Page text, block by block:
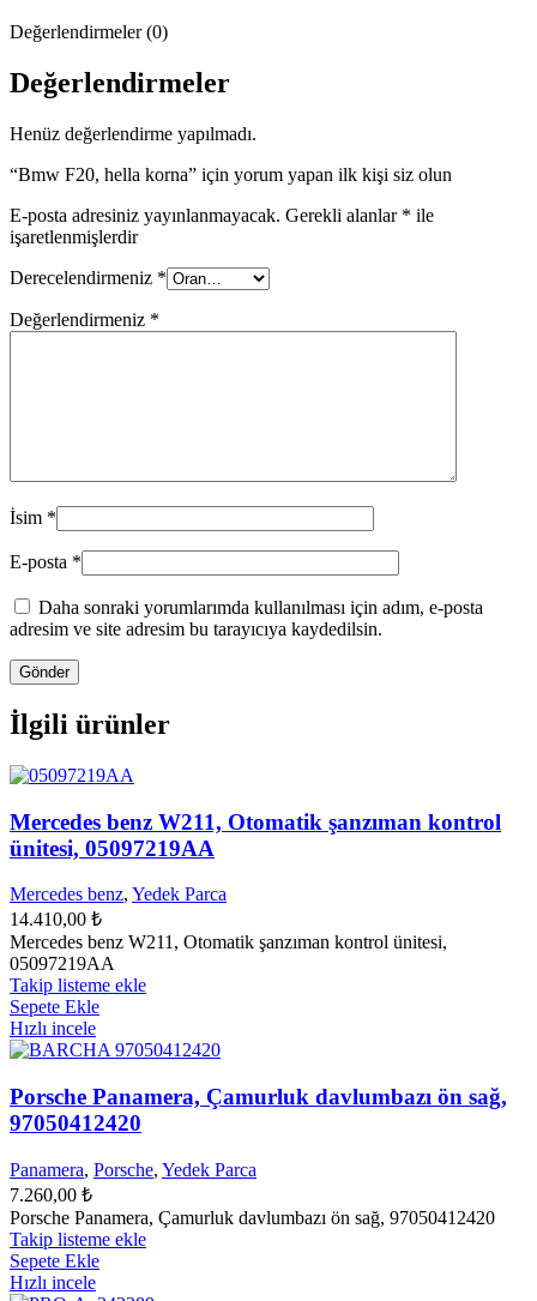
Değerlendirmeler (0)
Değerlendirmeler
Henüz değerlendirme yapılmadı.
“Bmw F20, hella korna” için yorum yapan ilk kişi siz olun
E-posta adresiniz yayınlanmayacak. Gerekli alanlar * ile
işaretlenmişlerdir
Derecelendirmeniz *
Değerlendirmeniz *
İsim *
E-posta *
Daha sonraki yorumlarımda kullanılması için adım, e-posta
adresim ve site adresim bu tarayıcıya kaydedilsin.
İlgili ürünler
Mercedes benz W211, Otomatik şanzıman kontrol
ünitesi, 05097219AA
Mercedes benz, Yedek Parca
14.410,00 ₺
Mercedes benz W211, Otomatik şanzıman kontrol ünitesi,
05097219AA
Takip listeme ekle
Sepete Ekle
Hızlı incele
Porsche Panamera, Çamurluk davlumbazı ön sağ,
97050412420
Panamera, Porsche, Yedek Parca
7.260,00 ₺
Porsche Panamera, Çamurluk davlumbazı ön sağ, 97050412420
Takip listeme ekle
Sepete Ekle
Hızlı incele